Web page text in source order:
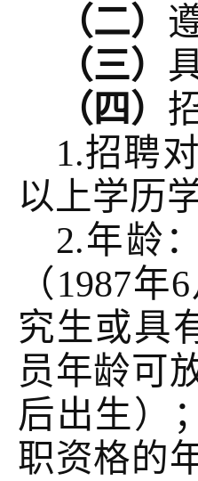
（二）
（三）
（四）
1.招聘
以上学历
2.年龄
（1987
究生或具
员年龄可
后出生）
职资格的